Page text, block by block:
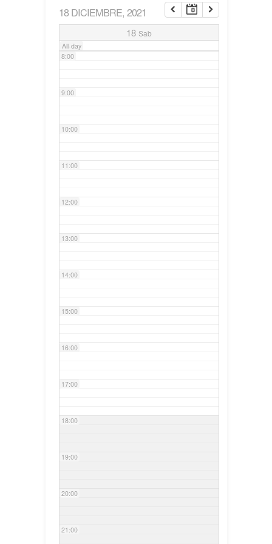
18 DICIEMBRE, 2021
18 Sab
All-day
7:00
8:00
9:00
10:00
11:00
12:00
13:00
14:00
15:00
16:00
17:00
18:00
19:00
20:00
21:00